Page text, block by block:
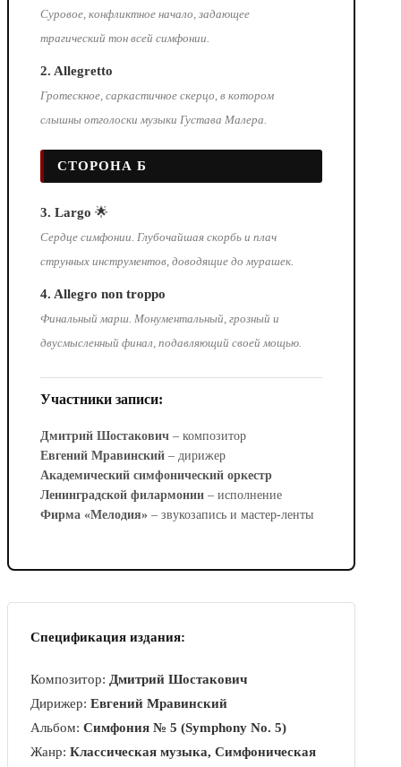
Суровое, конфликтное начало, задающее
трагический тон всей симфонии.
2. Allegretto
Гротескное, саркастичное скерцо, в котором
слышны отголоски музыки Густава Малера.
СТОРОНА Б
3. Largo 🌟
Сердце симфонии. Глубочайшая скорбь и плач
струнных инструментов, доводящие до мурашек.
4. Allegro non troppo
Финальный марш. Монументальный, грозный и
двусмысленный финал, подавляющий своей мощью.
Участники записи:
Дмитрий Шостакович – композитор
Евгений Мравинский – дирижер
Академический симфонический оркестр
Ленинградской филармонии – исполнение
Фирма «Мелодия» – звукозапись и мастер-ленты
Спецификация издания:
Композитор: Дмитрий Шостакович
Дирижер: Евгений Мравинский
Альбом: Симфония № 5 (Symphony No. 5)
Жанр: Классическая музыка, Симфоническая